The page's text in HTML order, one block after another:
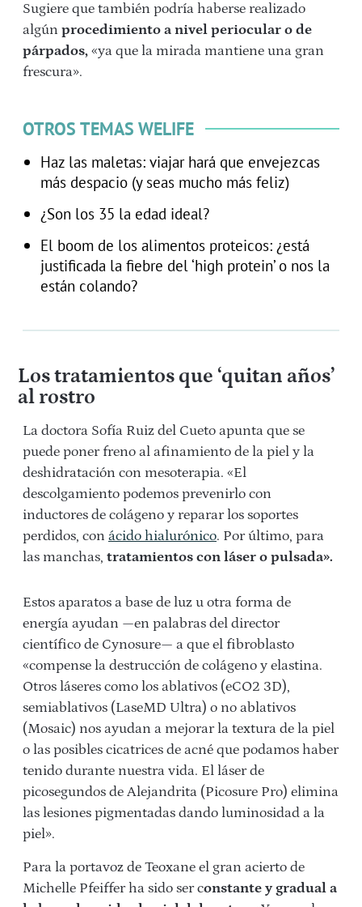
Sugiere que también podría haberse realizado
algún procedimiento a nivel periocular o de
párpados, «ya que la mirada mantiene una gran
frescura».
OTROS TEMAS WELIFE
Haz las maletas: viajar hará que envejezcas
más despacio (y seas mucho más feliz)
¿Son los 35 la edad ideal?
El boom de los alimentos proteicos: ¿está
justificada la fiebre del ‘high protein’ o nos la
están colando?
Los tratamientos que ‘quitan años’
al rostro
La doctora Sofía Ruiz del Cueto apunta que se
puede poner freno al afinamiento de la piel y la
deshidratación con mesoterapia. «El
descolgamiento podemos prevenirlo con
inductores de colágeno y reparar los soportes
perdidos, con ácido hialurónico. Por último, para
las manchas, tratamientos con láser o pulsada».
Estos aparatos a base de luz u otra forma de
energía ayudan —en palabras del director
científico de Cynosure— a que el fibroblasto
«compense la destrucción de colágeno y elastina.
Otros láseres como los ablativos (eCO2 3D),
semiablativos (LaseMD Ultra) o no ablativos
(Mosaic) nos ayudan a mejorar la textura de la piel
o las posibles cicatrices de acné que podamos haber
tenido durante nuestra vida. El láser de
picosegundos de Alejandrita (Picosure Pro) elimina
las lesiones pigmentadas dando luminosidad a la
piel».
Para la portavoz de Teoxane el gran acierto de
Michelle Pfeiffer ha sido ser constante y gradual a